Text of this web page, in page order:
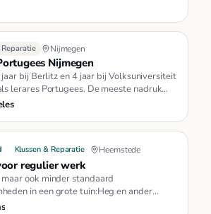
Reparatie Nijmegen
Nijmegen
jaar bij Berlitz en 4 jaar bij Volksuniversiteit
lerares Portugees. De meeste nadruk
Klussen & Reparatie Heemstede
regulier werk
ook minder standaard
in een grote tuin:Heg en ander
maaienStapels dood…